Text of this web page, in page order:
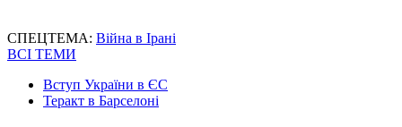
СПЕЦТЕМА: Війна в Ірані
ВСІ ТЕМИ
Вступ України в ЄС
Теракт в Барселоні